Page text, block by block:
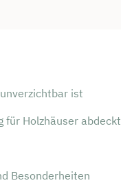
ist
für Holzhäuser abdeckt
Besonderheiten